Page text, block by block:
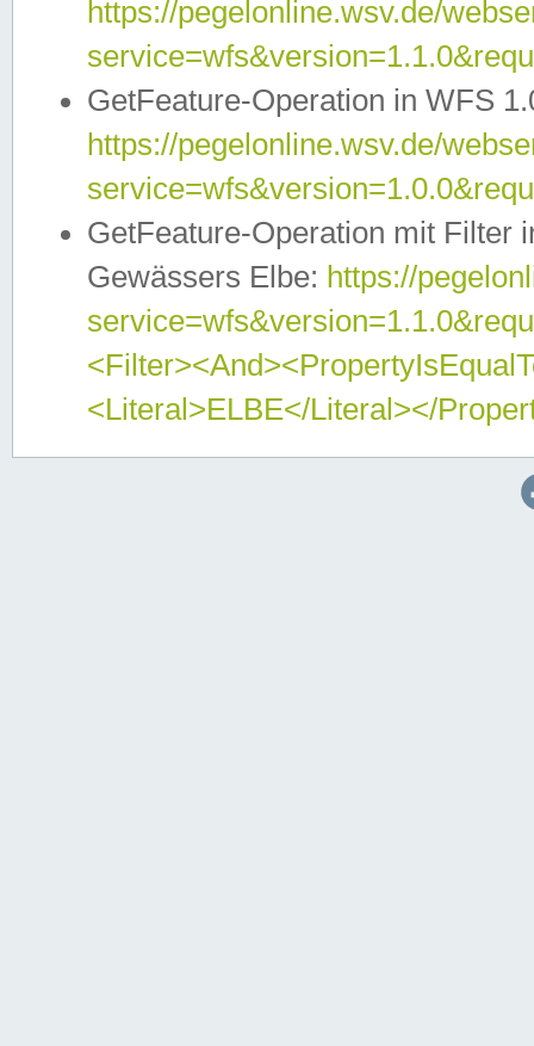
https://pegelonline.wsv.de/
GetFeature-Operation in WFS
https://pegelonline.wsv.de/
GetFeature-Operation mit Filter
Gewässers Elbe: https://
<Literal>ELBE</Literal></